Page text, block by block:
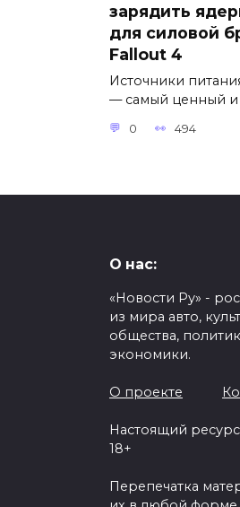
зарядить
для силовой
Fallout 4
Источники
— самый ценный
0 494
О нас:
«Новости Ру» -
из мира авто,
общества,
экономики.
О проекте
Настоящий
18+
Перепечатка